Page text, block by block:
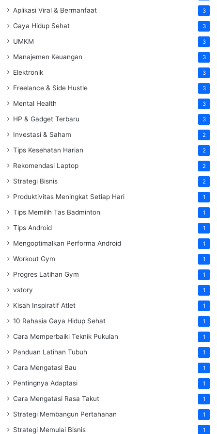
Aplikasi Viral & Bermanfaat 3
Gaya Hidup Sehat 3
UMKM 3
Manajemen Keuangan 3
Elektronik 3
Freelance & Side Hustle 3
Mental Health 3
HP & Gadget Terbaru 3
Investasi & Saham 2
Tips Kesehatan Harian 2
Rekomendasi Laptop 2
Strategi Bisnis 2
Produktivitas Meningkat Setiap Hari 1
Tips Memilih Tas Badminton 1
Tips Android 1
Mengoptimalkan Performa Android 1
Workout Gym 1
Progres Latihan Gym 1
vstory 1
Kisah Inspiratif Atlet 1
10 Rahasia Gaya Hidup Sehat 1
Cara Memperbaiki Teknik Pukulan 1
Panduan Latihan Tubuh 1
Cara Mengatasi Bau 1
Pentingnya Adaptasi 1
Cara Mengatasi Rasa Takut 1
Strategi Membangun Pertahanan 1
Strategi Memulai Bisnis 1